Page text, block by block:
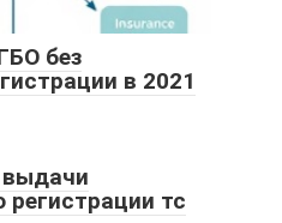
без
в 2021
выдачи
регистрации тс